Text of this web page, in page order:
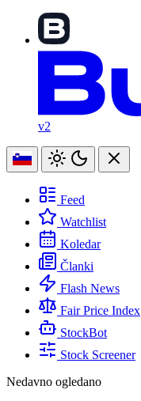
v2
Feed
Watchlist
Koledar
Članki
Flash News
Fair Price Index
StockBot
Stock Screener
Nedavno ogledano